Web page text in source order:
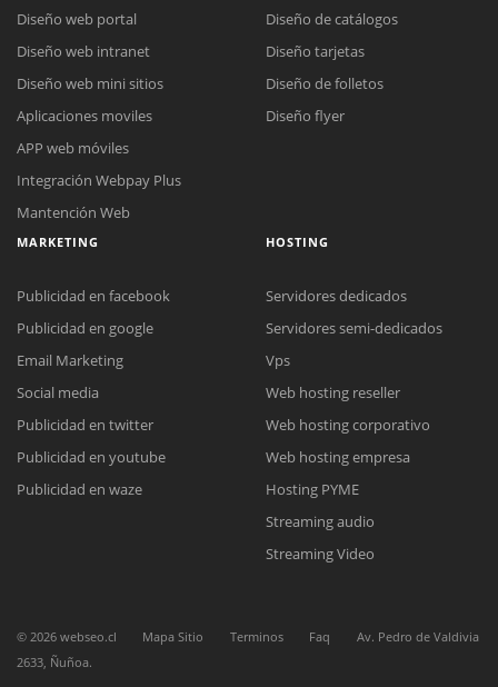
Reunión online
Nuestros ejecutivos le enviarán un correo electrónico con el enlace a
Meet para la reunión online.
Cotización
Todos nuestros ejecutivos están fuera de línea. Complete el formulario
Diseño web portal
Diseño web intranet
Diseño web mini sitios
Aplicaciones moviles
APP web móviles
Integración Webpay Plus
Mantención Web
Diseño de catálogos
Diseño tarjetas
Diseño de folletos
Diseño flyer
MARKETING
Publicidad en facebook
Publicidad en google
Email Marketing
Social media
Publicidad en twitter
Publicidad en youtube
Publicidad en waze
HOSTING
Servidores dedicados
Servidores semi-dedicados
Vps
Web hosting reseller
Web hosting corporativo
Web hosting empresa
Hosting PYME
Streaming audio
Streaming Video
© 2026 webseo.cl Mapa Sitio Terminos Faq
Av. Pedro de Valdivia
2633, Ñuñoa.